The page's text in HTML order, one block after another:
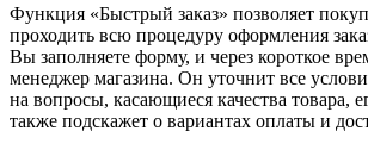
Функция «Быстрый заказ» позволяет
проходить всю процедуру оформления
Вы заполняете форму, и через короткое
менеджер магазина. Он уточнит все
на вопросы, касающиеся качества товара,
также подскажет о вариантах оплаты и